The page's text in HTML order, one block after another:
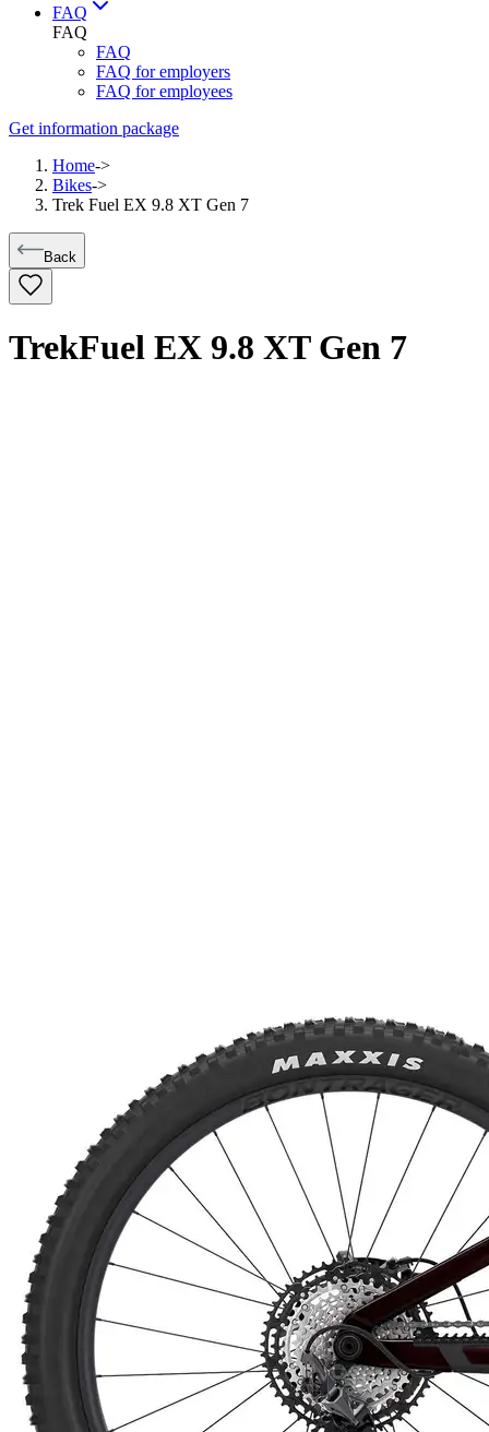
FAQ
FAQ
FAQ
FAQ for employers
FAQ for employees
Get information package
Home->
Bikes->
Trek Fuel EX 9.8 XT Gen 7
Back
TrekFuel EX 9.8 XT Gen 7